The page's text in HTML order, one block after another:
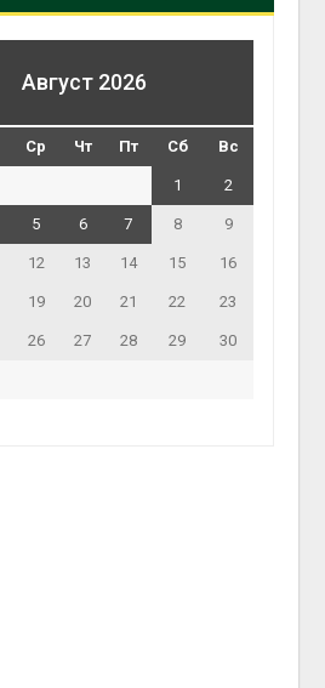
Август 2026
Ср Чт Пт Сб Вс
1 2
5 6 7 8 9
12 13 14 15 16
19 20 21 22 23
26 27 28 29 30